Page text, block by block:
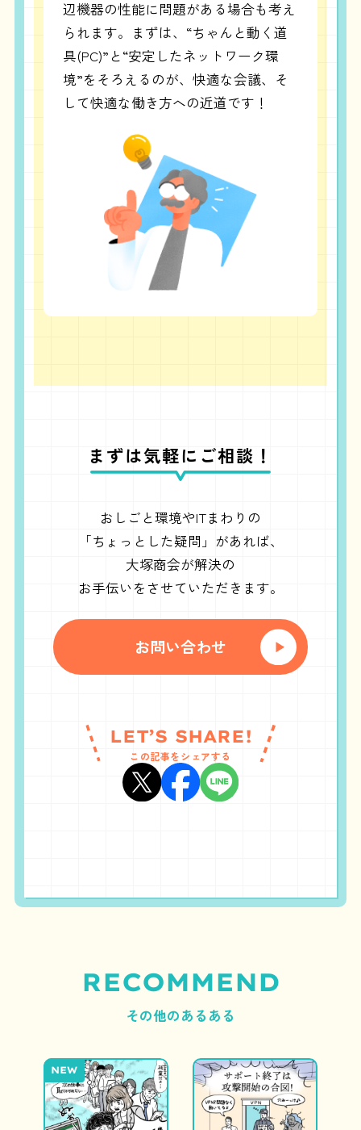
辺機器の性能に問題がある場合も考え
られます。まずは、“ちゃんと動く道
具(PC)”と“安定したネットワーク環
境”をそろえるのが、快適な会議、そ
して快適な働き方への近道です！
まずは気軽にご相談！
おしごと環境やITまわりの
「ちょっとした疑問」があれば、
大塚商会が解決の
お手伝いをさせていただきます。
お問い合わせ
LET’S SHARE!
この記事をシェアする
RECOMMEND
その他のあるある
NEW